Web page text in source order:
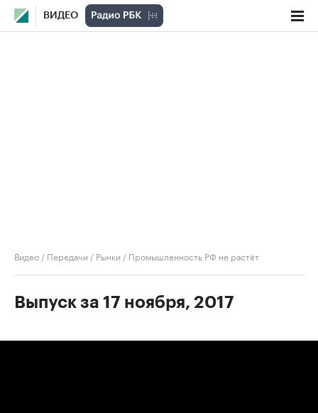
ВИДЕО
Видео / Передачи / Рынки / Промышленность РФ не растёт
Выпуск за 17 ноября, 2017